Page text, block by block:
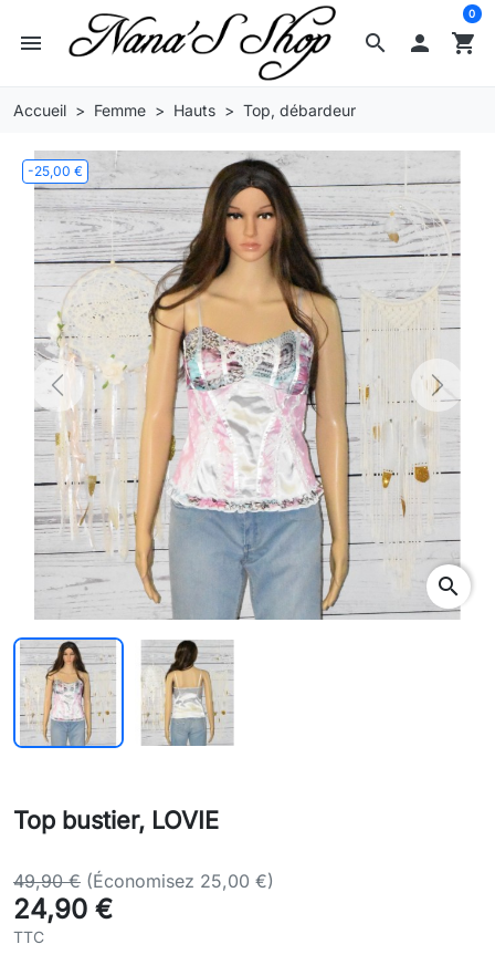
search
menu  shopping_cart
0
Accueil Femme Hauts Top, débardeur
-25,00 €
Previous Next
search
Top bustier, LOVIE
49,90 € (Économisez 25,00 €)
24,90 €
TTC